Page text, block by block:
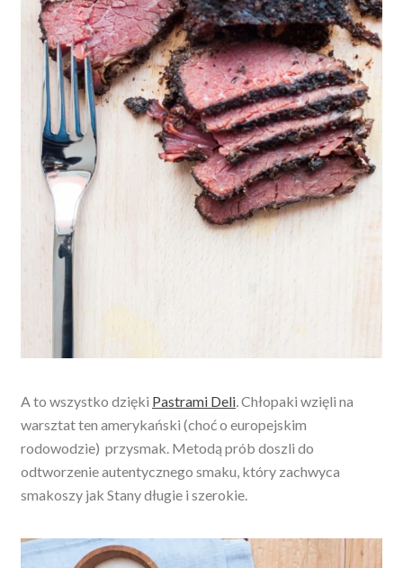
A to wszystko dzięki Pastrami Deli.Chłopaki wzięli na
warsztat ten amerykański (choć o europejskim
rodowodzie) przysmak. Metodą prób doszli do
odtworzenie autentycznego smaku, który zachwyca
smakoszy jak Stany długie i szerokie.